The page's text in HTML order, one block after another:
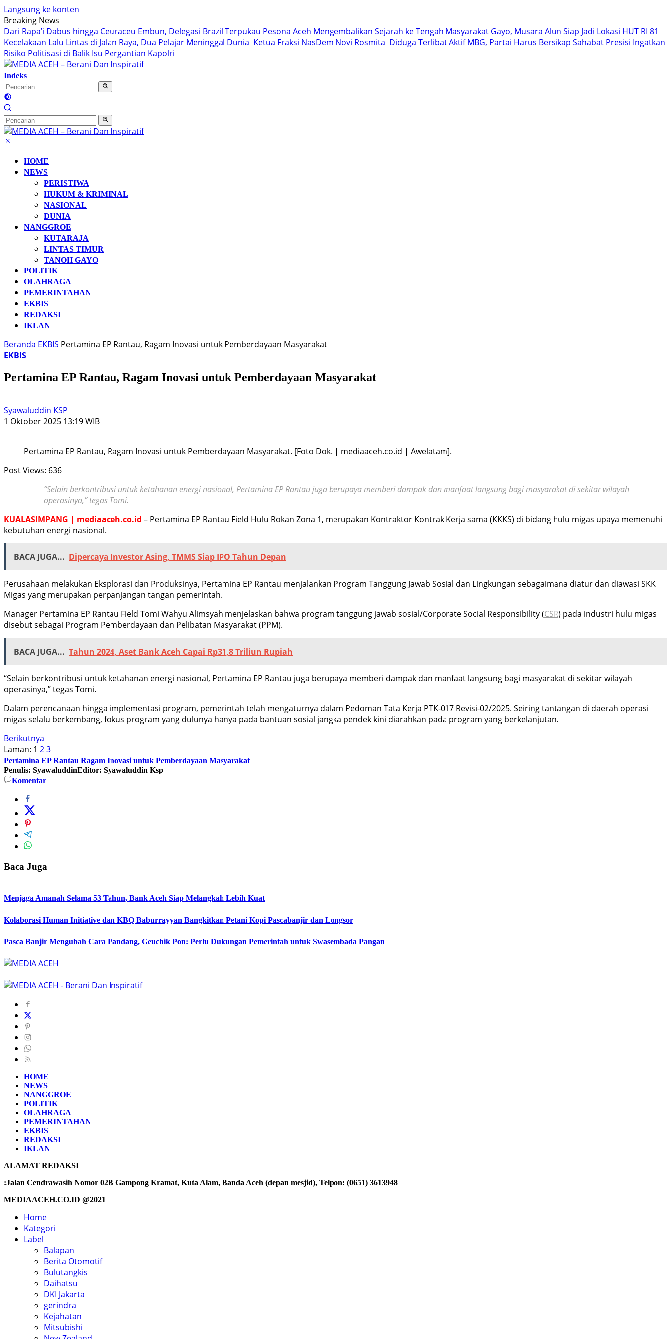
Langsung ke konten
Breaking News
Dari Rapa’i Dabus hingga Ceuraceu Embun, Delegasi Brazil Terpukau Pesona Aceh Mengembalikan Sejarah ke Tengah Masyarakat Gayo, Musara Alun Siap Jadi Lokasi HUT RI 81
Kecelakaan Lalu Lintas di Jalan Raya, Dua Pelajar Meninggal Dunia Ketua Fraksi NasDem Novi Rosmita Diduga Terlibat Aktif MBG, Partai Harus Bersikap Sahabat Presisi Ingatkan
Risiko Politisasi di Balik Isu Pergantian Kapolri
Indeks
HOME
NEWS
PERISTIWA
HUKUM & KRIMINAL
NASIONAL
DUNIA
NANGGROE
KUTARAJA
LINTAS TIMUR
TANOH GAYO
POLITIK
OLAHRAGA
PEMERINTAHAN
EKBIS
REDAKSI
IKLAN
Beranda EKBIS Pertamina EP Rantau, Ragam Inovasi untuk Pemberdayaan Masyarakat
EKBIS
Pertamina EP Rantau, Ragam Inovasi untuk Pemberdayaan Masyarakat
Syawaluddin KSP
1 Oktober 2025 13:19 WIB
Pertamina EP Rantau, Ragam Inovasi untuk Pemberdayaan Masyarakat. [Foto Dok. | mediaaceh.co.id | Awelatam].
Post Views: 636
“Selain berkontribusi untuk ketahanan energi nasional, Pertamina EP Rantau juga berupaya memberi dampak dan manfaat langsung bagi masyarakat di sekitar wilayah
operasinya,” tegas Tomi.
KUALASIMPANG | mediaaceh.co.id – Pertamina EP Rantau Field Hulu Rokan Zona 1, merupakan Kontraktor Kontrak Kerja sama (KKKS) di bidang hulu migas upaya memenuhi
kebutuhan energi nasional.
BACA JUGA... Dipercaya Investor Asing, TMMS Siap IPO Tahun Depan
Perusahaan melakukan Eksplorasi dan Produksinya, Pertamina EP Rantau menjalankan Program Tanggung Jawab Sosial dan Lingkungan sebagaimana diatur dan diawasi SKK
Migas yang merupakan perpanjangan tangan pemerintah.
Manager Pertamina EP Rantau Field Tomi Wahyu Alimsyah menjelaskan bahwa program tanggung jawab sosial/Corporate Social Responsibility (CSR) pada industri hulu migas
disebut sebagai Program Pemberdayaan dan Pelibatan Masyarakat (PPM).
BACA JUGA... Tahun 2024, Aset Bank Aceh Capai Rp31,8 Triliun Rupiah
“Selain berkontribusi untuk ketahanan energi nasional, Pertamina EP Rantau juga berupaya memberi dampak dan manfaat langsung bagi masyarakat di sekitar wilayah
operasinya,” tegas Tomi.
Dalam perencanaan hingga implementasi program, pemerintah telah mengaturnya dalam Pedoman Tata Kerja PTK-017 Revisi-02/2025. Seiring tantangan di daerah operasi
migas selalu berkembang, fokus program yang dulunya hanya pada bantuan sosial jangka pendek kini diarahkan pada program yang berkelanjutan.
Berikutnya
Laman: 1 23
Pertamina EP Rantau Ragam Inovasi untuk Pemberdayaan Masyarakat
Penulis: SyawaluddinEditor: Syawaluddin Ksp
Komentar
Baca Juga
Menjaga Amanah Selama 53 Tahun, Bank Aceh Siap Melangkah Lebih Kuat
Kolaborasi Human Initiative dan KBQ Baburrayyan Bangkitkan Petani Kopi Pascabanjir dan Longsor
Pasca Banjir Mengubah Cara Pandang, Geuchik Pon: Perlu Dukungan Pemerintah untuk Swasembada Pangan
HOME
NEWS
NANGGROE
POLITIK
OLAHRAGA
PEMERINTAHAN
EKBIS
REDAKSI
IKLAN
ALAMAT REDAKSI
:Jalan Cendrawasih Nomor 02B Gampong Kramat, Kuta Alam, Banda Aceh (depan mesjid), Telpon: (0651) 3613948
MEDIAACEH.CO.ID @2021
Home
Kategori
Label
Balapan
Berita Otomotif
Bulutangkis
Daihatsu
DKI Jakarta
gerindra
Kejahatan
Mitsubishi